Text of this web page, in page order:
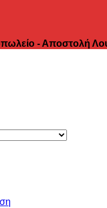
- Αποστολή